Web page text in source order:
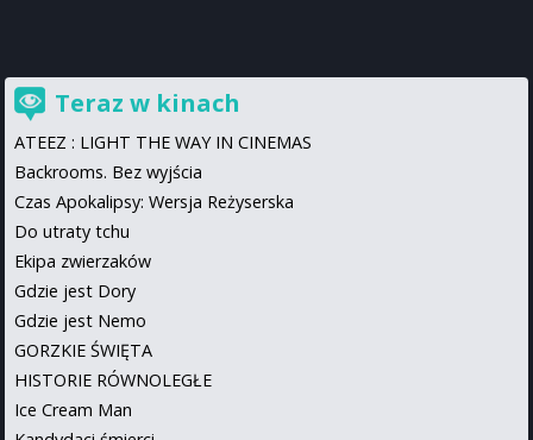
Teraz w kinach
ATEEZ : LIGHT THE WAY IN CINEMAS
Backrooms. Bez wyjścia
Czas Apokalipsy: Wersja Reżyserska
Do utraty tchu
Ekipa zwierzaków
Gdzie jest Dory
Gdzie jest Nemo
GORZKIE ŚWIĘTA
HISTORIE RÓWNOLEGŁE
Ice Cream Man